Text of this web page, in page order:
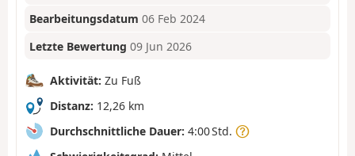
Bearbeitungsdatum 06 Feb 2024
Letzte Bewertung 09 Jun 2026
Aktivität: Zu Fuß
Distanz: 12,26 km
Durchschnittliche Dauer: 4:00 Std.